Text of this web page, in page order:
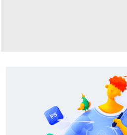
联系我们